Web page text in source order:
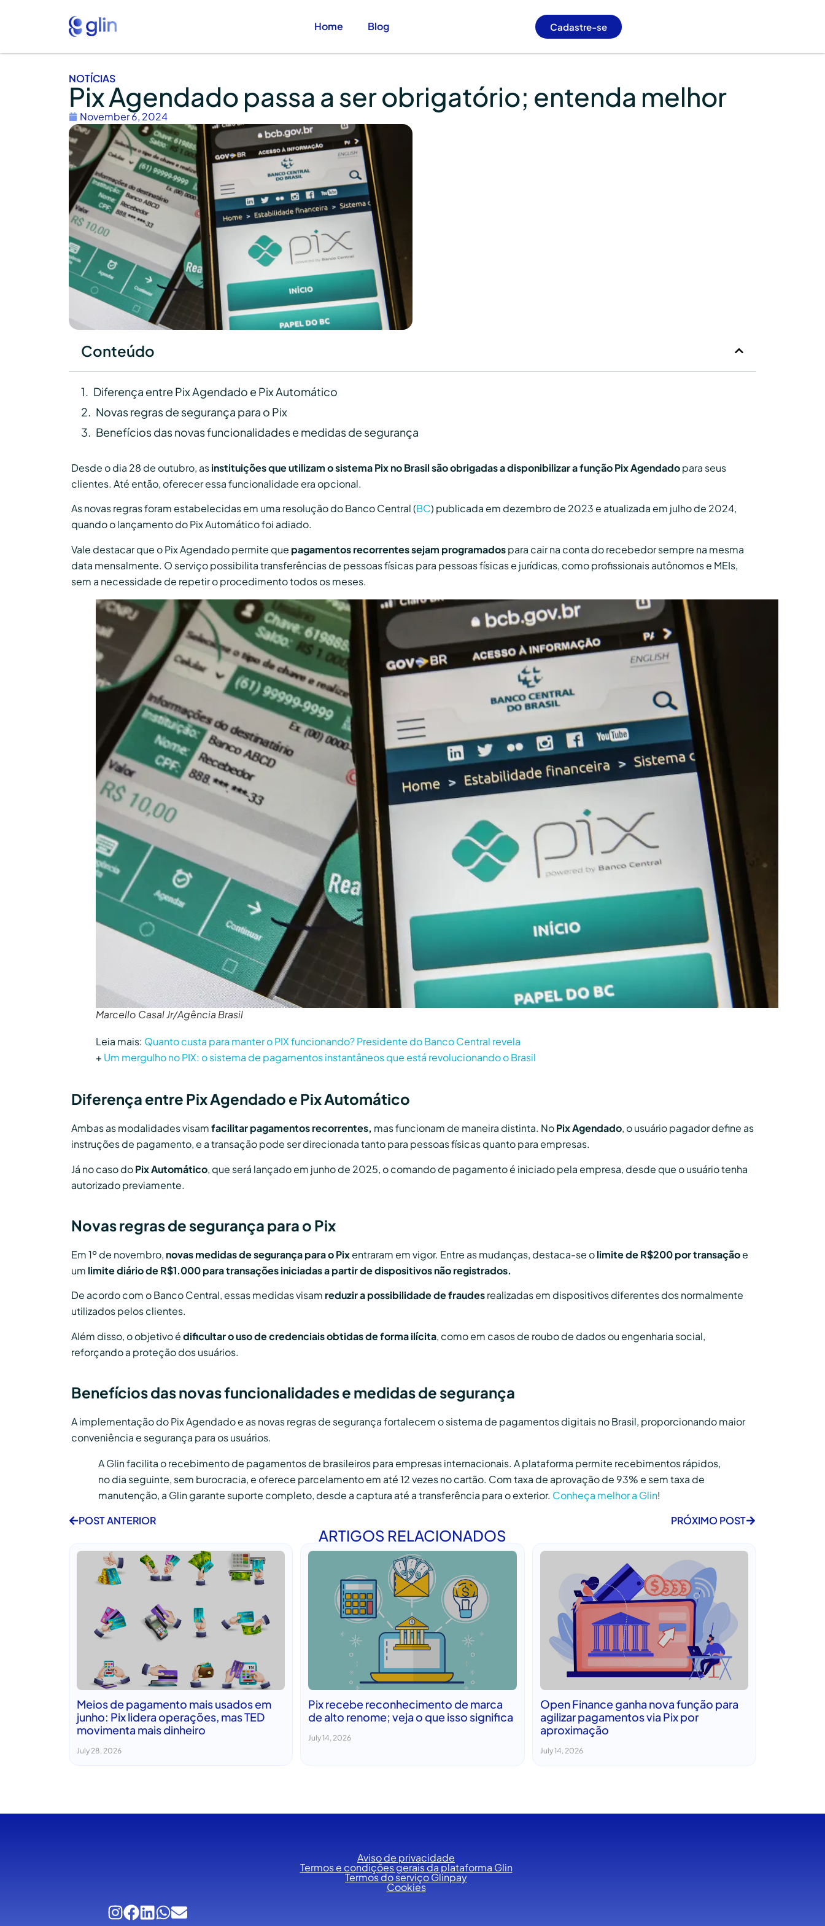
Home Blog Cadastre-se
NOTÍCIAS
Pix Agendado passa a ser obrigatório; entenda melhor
November 6, 2024
Conteúdo
Diferença entre Pix Agendado e Pix Automático
Novas regras de segurança para o Pix
Benefícios das novas funcionalidades e medidas de segurança
Desde o dia 28 de outubro, asinstituições que utilizam o sistema Pix no Brasil são obrigadas a disponibilizar a função Pix Agendadopara seus
clientes. Até então, oferecer essa funcionalidade era opcional.
As novas regras foram estabelecidas em uma resolução do Banco Central (BC) publicada em dezembro de 2023 e atualizada em julho de 2024,
quando o lançamento do Pix Automático foi adiado.
Vale destacar que o Pix Agendado permite que pagamentos recorrentes sejam programadospara cair na conta do recebedor sempre na mesma
data mensalmente. O serviço possibilita transferências de pessoas físicas para pessoas físicas e jurídicas, como profissionais autônomos e MEIs,
sem a necessidade de repetir o procedimento todos os meses.
Marcello Casal Jr/Agência Brasil
Leia mais: Quanto custa para manter o PIX funcionando? Presidente do Banco Central revela
+ Um mergulho no PIX: o sistema de pagamentos instantâneos que está revolucionando o Brasil
Diferença entre Pix Agendado e Pix Automático
Ambas as modalidades visamfacilitar pagamentos recorrentes, mas funcionam de maneira distinta. NoPix Agendado, o usuário pagador define as
instruções de pagamento, e a transação pode ser direcionada tanto para pessoas físicas quanto para empresas.
Já no caso doPix Automático, que será lançado em junho de 2025, o comando de pagamento é iniciado pela empresa, desde que o usuário tenha
autorizado previamente.
Novas regras de segurança para o Pix
Em 1º de novembro, novas medidas de segurança para o Pixentraram em vigor. Entre as mudanças, destaca-se olimite de R$200 por transaçãoe
um limite diário de R$1.000 para transações iniciadas a partir de dispositivos não registrados.
De acordo com o Banco Central, essas medidas visam reduzir a possibilidade de fraudesrealizadas em dispositivos diferentes dos normalmente
utilizados pelos clientes.
Além disso, o objetivo édificultar o uso de credenciais obtidas de forma ilícita, como em casos de roubo de dados ou engenharia social,
reforçando a proteção dos usuários.
Benefícios das novas funcionalidades e medidas de segurança
A implementação do Pix Agendado e as novas regras de segurança fortalecem o sistema de pagamentos digitais no Brasil, proporcionando maior
conveniência e segurança para os usuários.
A Glin facilita o recebimento de pagamentos de brasileiros para empresas internacionais. A plataforma permite recebimentos rápidos,
no dia seguinte, sem burocracia, e oferece parcelamento em até 12 vezes no cartão. Com taxa de aprovação de 93% e sem taxa de
manutenção, a Glin garante suporte completo, desde a captura até a transferência para o exterior. Conheça melhor a Glin!
POST ANTERIOR
PRÓXIMO POST
ARTIGOS RELACIONADOS
Meios de pagamento mais usados em
junho: Pix lidera operações, mas TED
movimenta mais dinheiro
July 28, 2026
Pix recebe reconhecimento de marca
de alto renome; veja o que isso significa
July 14, 2026
Open Finance ganha nova função para
agilizar pagamentos via Pix por
aproximação
July 14, 2026
Aviso de privacidade
Termos e condições gerais da plataforma Glin
Termos do serviço Glinpay
Cookies